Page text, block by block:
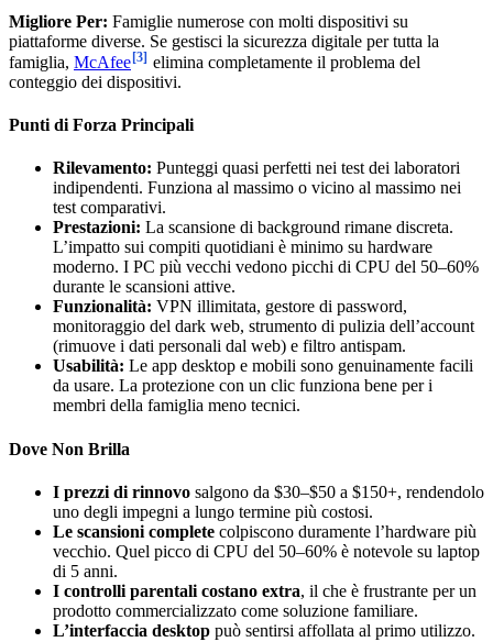
Migliore Per: Famiglie numerose con molti dispositivi su
piattaforme diverse. Se gestisci la sicurezza digitale per tutta la
famiglia, McAfee [3] elimina completamente il problema del
conteggio dei dispositivi.
Punti di Forza Principali
Rilevamento: Punteggi quasi perfetti nei test dei laboratori
indipendenti. Funziona al massimo o vicino al massimo nei
test comparativi.
Prestazioni: La scansione di background rimane discreta.
L’impatto sui compiti quotidiani è minimo su hardware
moderno. I PC più vecchi vedono picchi di CPU del 50–60%
durante le scansioni attive.
Funzionalità: VPN illimitata, gestore di password,
monitoraggio del dark web, strumento di pulizia dell’account
(rimuove i dati personali dal web) e filtro antispam.
Usabilità: Le app desktop e mobili sono genuinamente facili
da usare. La protezione con un clic funziona bene per i
membri della famiglia meno tecnici.
Dove Non Brilla
I prezzi di rinnovo salgono da $30–$50 a $150+, rendendolo
uno degli impegni a lungo termine più costosi.
Le scansioni complete colpiscono duramente l’hardware più
vecchio. Quel picco di CPU del 50–60% è notevole su laptop
di 5 anni.
I controlli parentali costano extra, il che è frustrante per un
prodotto commercializzato come soluzione familiare.
L’interfaccia desktop può sentirsi affollata al primo utilizzo.